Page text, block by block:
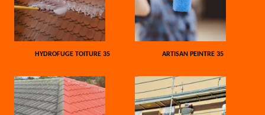
HYDROFUGE TOITURE 35 ARTISAN PEINTRE 35